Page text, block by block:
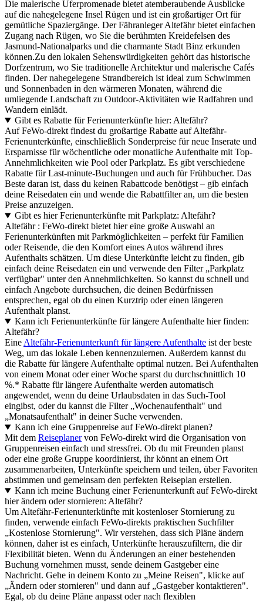
Die malerische Uferpromenade bietet atemberaubende Ausblicke
auf die nahegelegene Insel Rügen und ist ein großartiger Ort für
gemütliche Spaziergänge. Der Fähranleger Altefähr bietet einfachen
Zugang nach Rügen, wo Sie die berühmten Kreidefelsen des
Jasmund-Nationalparks und die charmante Stadt Binz erkunden
können.Zu den lokalen Sehenswürdigkeiten gehört das historische
Dorfzentrum, wo Sie traditionelle Architektur und malerische Cafés
finden. Der nahegelegene Strandbereich ist ideal zum Schwimmen
und Sonnenbaden in den wärmeren Monaten, während die
umliegende Landschaft zu Outdoor-Aktivitäten wie Radfahren und
Wandern einlädt.
Gibt es Rabatte für Ferienunterkünfte hier: Altefähr?
Auf FeWo-direkt findest du großartige Rabatte auf Altefähr-
Ferienunterkünfte, einschließlich Sonderpreise für neue Inserate und
Ersparnisse für wöchentliche oder monatliche Aufenthalte mit Top-
Annehmlichkeiten wie Pool oder Parkplatz. Es gibt verschiedene
Rabatte für Last-minute-Buchungen und auch für Frühbucher. Das
Beste daran ist, dass du keinen Rabattcode benötigst – gib einfach
deine Reisedaten ein und wende die Rabattfilter an, um die besten
Preise anzuzeigen.
Gibt es hier Ferienunterkünfte mit Parkplatz: Altefähr?
Altefähr : FeWo-direkt bietet hier eine große Auswahl an
Ferienunterkünften mit Parkmöglichkeiten – perfekt für Familien
oder Reisende, die den Komfort eines Autos während ihres
Aufenthalts schätzen. Um diese Unterkünfte leicht zu finden, gib
einfach deine Reisedaten ein und verwende den Filter „Parkplatz
verfügbar" unter den Annehmlichkeiten. So kannst du schnell und
einfach Angebote durchsuchen, die deinen Bedürfnissen
entsprechen, egal ob du einen Kurztrip oder einen längeren
Aufenthalt planst.
Kann ich Ferienunterkünfte für längere Aufenthalte hier finden:
Altefähr?
Eine Altefähr-Ferienunterkunft für längere Aufenthalte ist der beste
Weg, um das lokale Leben kennenzulernen. Außerdem kannst du
die Rabatte für längere Aufenthalte optimal nutzen. Bei Aufenthalten
von einem Monat oder einer Woche sparst du durchschnittlich 10
%.* Rabatte für längere Aufenthalte werden automatisch
angewendet, wenn du deine Urlaubsdaten in das Such-Tool
eingibst, oder du kannst die Filter „Wochenaufenthalt" und
„Monatsaufenthalt" in deiner Suche verwenden.
Kann ich eine Gruppenreise auf FeWo-direkt planen?
Mit dem Reiseplanervon FeWo-direkt wird die Organisation von
Gruppenreisen einfach und stressfrei. Ob du mit Freunden planst
oder eine große Gruppe koordinierst, ihr könnt an einem Ort
zusammenarbeiten, Unterkünfte speichern und teilen, über Favoriten
abstimmen und gemeinsam den perfekten Reiseplan erstellen.
Kann ich meine Buchung einer Ferienunterkunft auf FeWo-direkt
hier ändern oder stornieren: Altefähr?
Um Altefähr-Ferienunterkünfte mit kostenloser Stornierung zu
finden, verwende einfach FeWo-direkts praktischen Suchfilter
„Kostenlose Stornierung". Wir verstehen, dass sich Pläne ändern
können, daher ist es einfach, Unterkünfte herauszufiltern, die dir
Flexibilität bieten. Wenn du Änderungen an einer bestehenden
Buchung vornehmen musst, sende deinem Gastgeber eine
Nachricht. Gehe in deinem Konto zu „Meine Reisen", klicke auf
„Ändern oder stornieren" und dann auf „Gastgeber kontaktieren".
Egal, ob du deine Pläne anpasst oder nach flexiblen